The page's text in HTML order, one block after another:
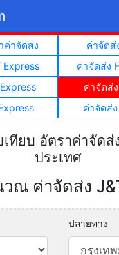
ค่าจัดส่ง
ค่าจัดส่
Express
ค่าจัดส่ง
ค่าจัดส่
ค่าจัดส่
เทียบ อัตราค่าจัด
ประเทศ
ณ ค่าจัดส่ง
ปลายทาง